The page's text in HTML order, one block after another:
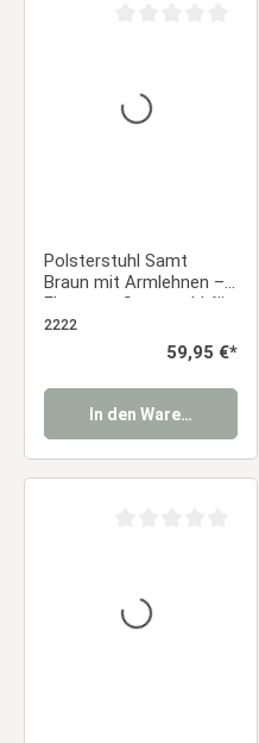
Polsterstuhl Samt
Braun mit Armlehnen –
Eleganter Samtstuhl für
Esszimmer, Küche &
2222
Regulärer Preis:
59,95 €*
In den Warenkorb